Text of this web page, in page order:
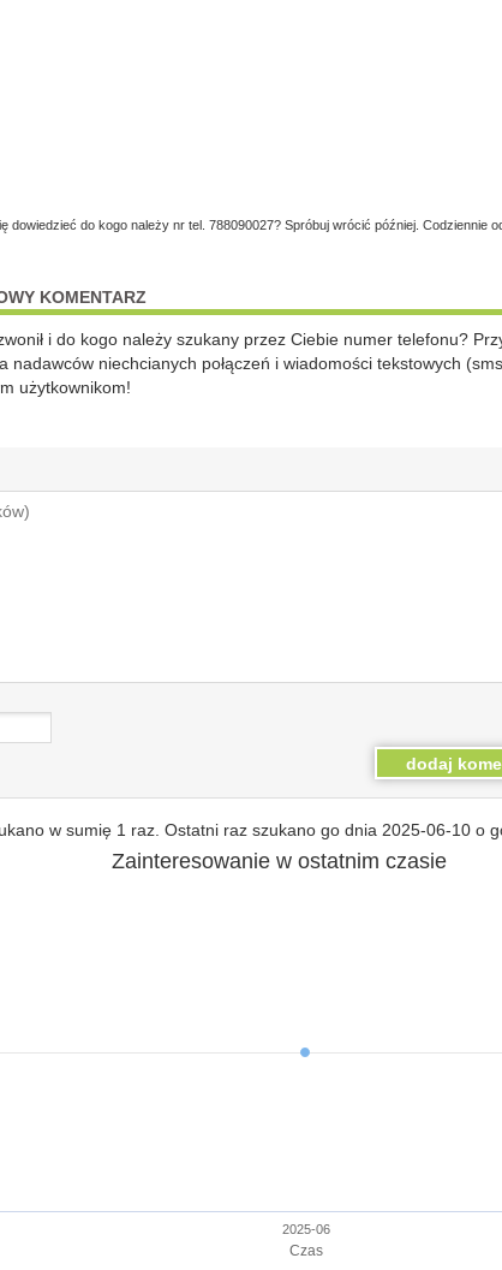
dowiedzieć do kogo należy nr tel. 788090027? Spróbuj wrócić później. Codziennie
KOMENTARZ
i do kogo należy szukany przez Ciebie numer telefonu?
nadawców niechcianych połączeń i wiadomości tekstowych
użytkownikom!
w sumię 1 raz. Ostatni raz szukano go dnia 2025-06-10 o
Czas
Zainteresowanie w ostatnim czasie
2025-06